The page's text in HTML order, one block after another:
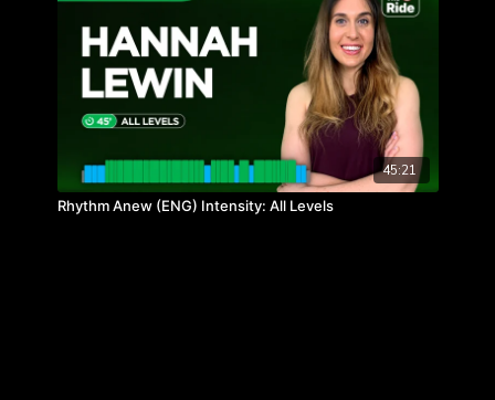
45:21
Rhythm Anew (ENG) Intensity: All Levels